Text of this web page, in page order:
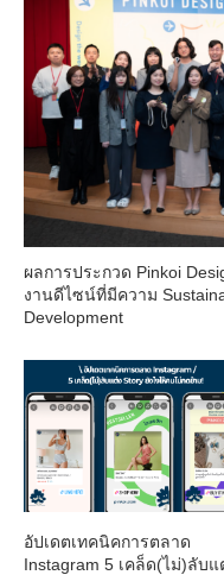
ผลการประกวด Pinkoi
งานดีไซน์ที่มีความ
Development
อัปเดตเทคนิคการตลาด
Instagram 5 เคล็ด(ไม่)ลับแ